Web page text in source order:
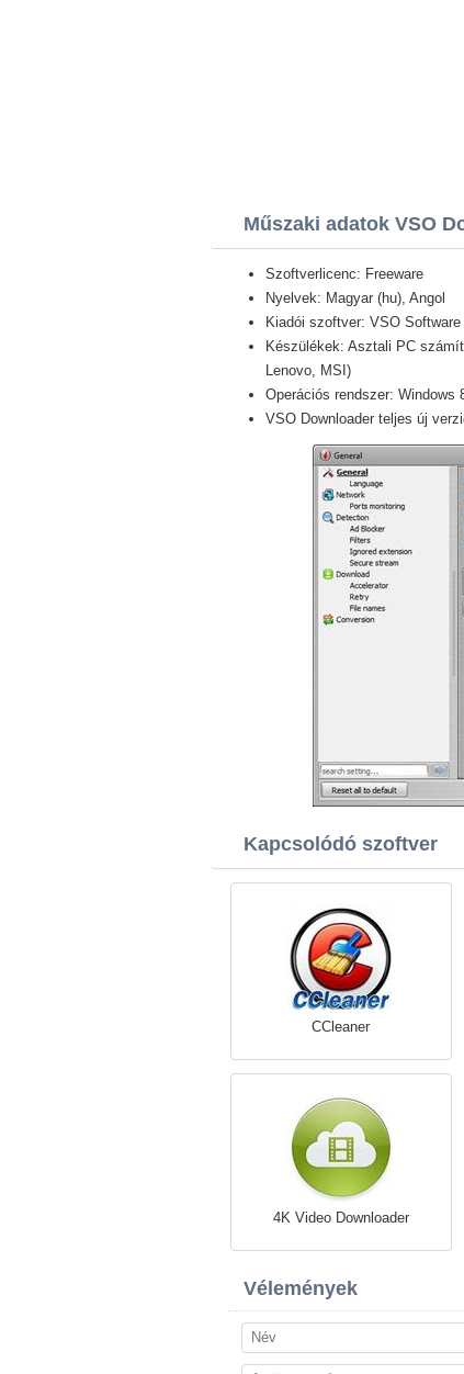
Műszaki adatok VSO
Szoftverlicenc: Freeware
Nyelvek: Magyar (hu), Angol
Kiadói szoftver: VSO Software
Készülékek: Asztali PC
Lenovo, MSI)
Operációs rendszer: Windows
VSO Downloader teljes új
Kapcsolódó szoftver
CCleaner
4K Video Downloader
Vélemények